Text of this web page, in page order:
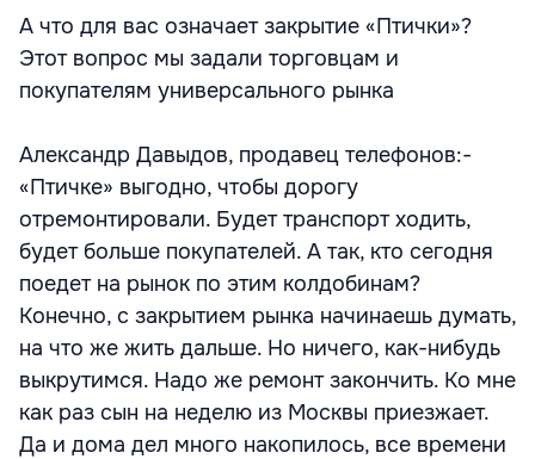
А что для вас означает закрытие «Птички»?
Этот вопрос мы задали торговцам и
покупателям универсального рынка
Александр Давыдов, продавец телефонов:-
«Птичке» выгодно, чтобы дорогу
отремонтировали. Будет транспорт ходить,
будет больше покупателей. А так, кто сегодня
поедет на рынок по этим колдобинам?
Конечно, с закрытием рынка начинаешь думать,
на что же жить дальше. Но ничего, как-нибудь
выкрутимся. Надо же ремонт закончить. Ко мне
как раз сын на неделю из Москвы приезжает.
Да и дома дел много накопилось, все времени